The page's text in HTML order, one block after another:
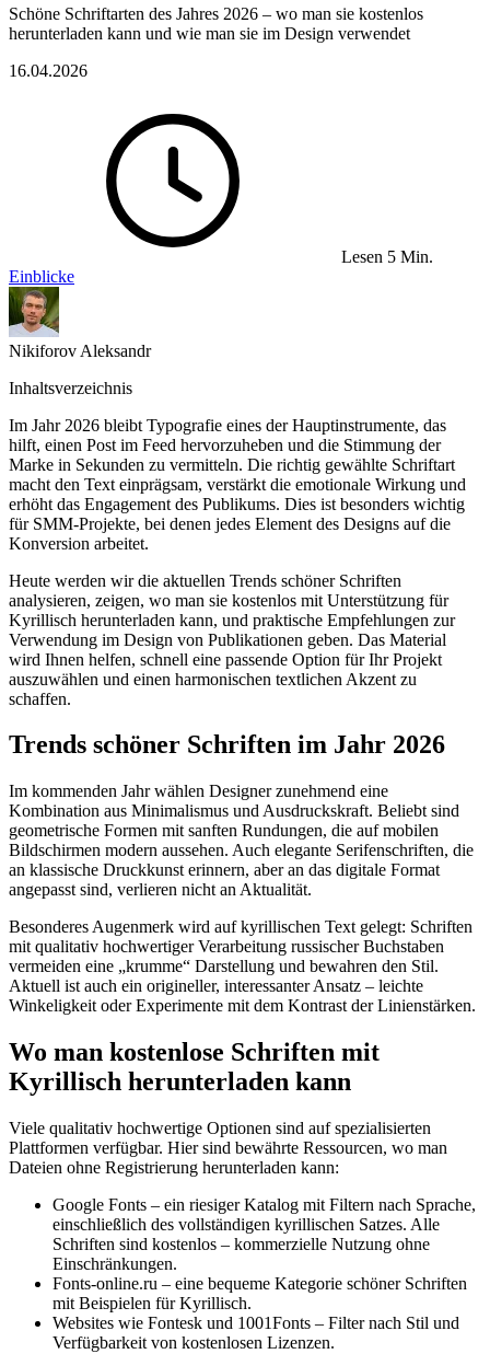
Schöne Schriftarten des Jahres 2026 – wo man sie kostenlos
herunterladen kann und wie man sie im Design verwendet
16.04.2026
Lesen 5 Min.
Einblicke
Nikiforov Aleksandr
Inhaltsverzeichnis
Im Jahr 2026 bleibt Typografie eines der Hauptinstrumente, das
hilft, einen Post im Feed hervorzuheben und die Stimmung der
Marke in Sekunden zu vermitteln. Die richtig gewählte Schriftart
macht den Text einprägsam, verstärkt die emotionale Wirkung und
erhöht das Engagement des Publikums. Dies ist besonders wichtig
für SMM-Projekte, bei denen jedes Element des Designs auf die
Konversion arbeitet.
Heute werden wir die aktuellen Trends schöner Schriften
analysieren, zeigen, wo man sie kostenlos mit Unterstützung für
Kyrillisch herunterladen kann, und praktische Empfehlungen zur
Verwendung im Design von Publikationen geben. Das Material
wird Ihnen helfen, schnell eine passende Option für Ihr Projekt
auszuwählen und einen harmonischen textlichen Akzent zu
schaffen.
Trends schöner Schriften im Jahr 2026
Im kommenden Jahr wählen Designer zunehmend eine
Kombination aus Minimalismus und Ausdruckskraft. Beliebt sind
geometrische Formen mit sanften Rundungen, die auf mobilen
Bildschirmen modern aussehen. Auch elegante Serifenschriften, die
an klassische Druckkunst erinnern, aber an das digitale Format
angepasst sind, verlieren nicht an Aktualität.
Besonderes Augenmerk wird auf kyrillischen Text gelegt: Schriften
mit qualitativ hochwertiger Verarbeitung russischer Buchstaben
vermeiden eine „krumme“ Darstellung und bewahren den Stil.
Aktuell ist auch ein origineller, interessanter Ansatz – leichte
Winkeligkeit oder Experimente mit dem Kontrast der Linienstärken.
Wo man kostenlose Schriften mit
Kyrillisch herunterladen kann
Viele qualitativ hochwertige Optionen sind auf spezialisierten
Plattformen verfügbar. Hier sind bewährte Ressourcen, wo man
Dateien ohne Registrierung herunterladen kann:
Google Fonts – ein riesiger Katalog mit Filtern nach Sprache,
einschließlich des vollständigen kyrillischen Satzes. Alle
Schriften sind kostenlos – kommerzielle Nutzung ohne
Einschränkungen.
Fonts-online.ru – eine bequeme Kategorie schöner Schriften
mit Beispielen für Kyrillisch.
Websites wie Fontesk und 1001Fonts – Filter nach Stil und
Verfügbarkeit von kostenlosen Lizenzen.